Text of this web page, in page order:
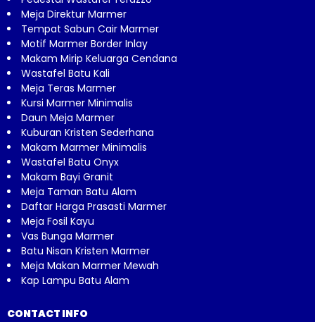
Meja Direktur Marmer
Tempat Sabun Cair Marmer
Motif Marmer Border Inlay
Makam Mirip Keluarga Cendana
Wastafel Batu Kali
Meja Teras Marmer
Kursi Marmer Minimalis
Daun Meja Marmer
Kuburan Kristen Sederhana
Makam Marmer Minimalis
Wastafel Batu Onyx
Makam Bayi Granit
Meja Taman Batu Alam
Daftar Harga Prasasti Marmer
Meja Fosil Kayu
Vas Bunga Marmer
Batu Nisan Kristen Marmer
Meja Makan Marmer Mewah
Kap Lampu Batu Alam
CONTACT INFO